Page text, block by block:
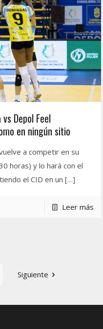
Depol Feel
en ningún sitio
a competir en su
horas) y lo hará con el
el CID en un […]
Leer más
Siguiente